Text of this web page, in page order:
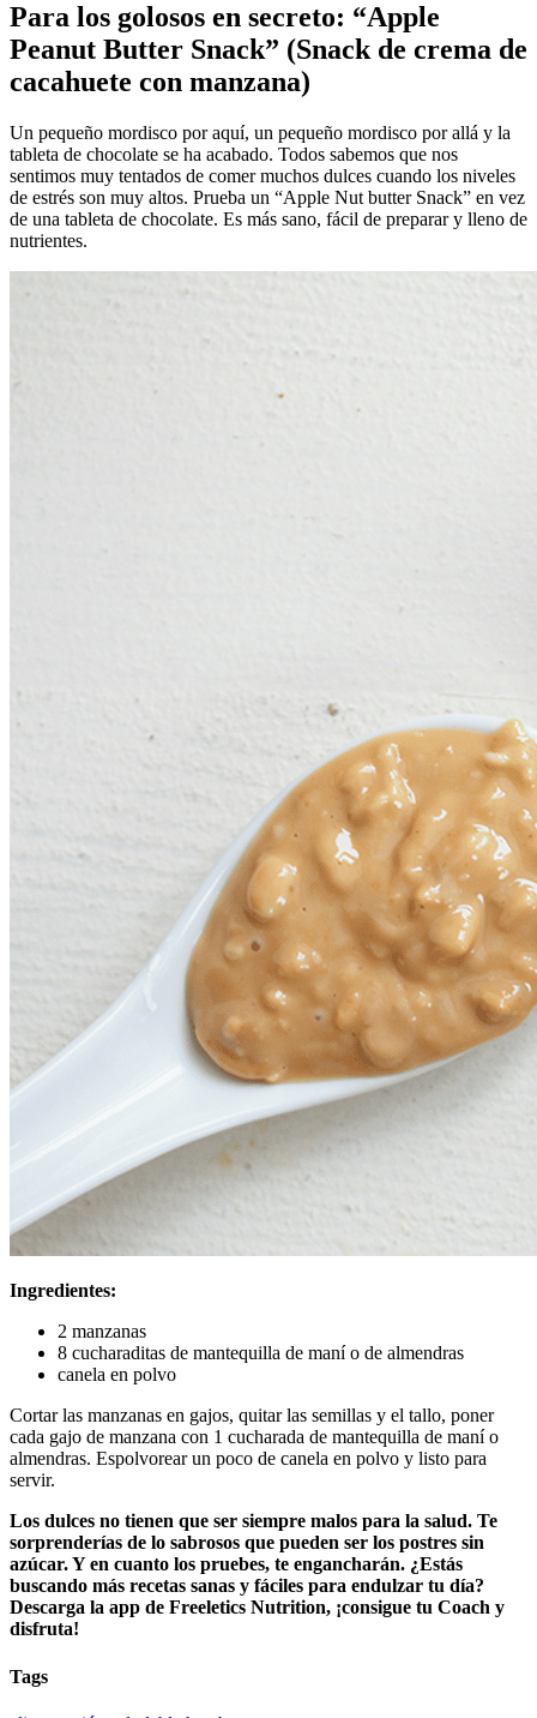
Para los golosos en secreto: “Apple
Peanut Butter Snack” (Snack de crema de
cacahuete con manzana)
Un pequeño mordisco por aquí, un pequeño mordisco por allá y la
tableta de chocolate se ha acabado. Todos sabemos que nos
sentimos muy tentados de comer muchos dulces cuando los niveles
de estrés son muy altos. Prueba un “Apple Nut butter Snack” en vez
de una tableta de chocolate. Es más sano, fácil de preparar y lleno de
nutrientes.
Ingredientes:
2 manzanas
8 cucharaditas de mantequilla de maní o de almendras
canela en polvo
Cortar las manzanas en gajos, quitar las semillas y el tallo, poner
cada gajo de manzana con 1 cucharada de mantequilla de maní o
almendras. Espolvorear un poco de canela en polvo y listo para
servir.
Los dulces no tienen que ser siempre malos para la salud. Te
sorprenderías de lo sabrosos que pueden ser los postres sin
azúcar. Y en cuanto los pruebes, te engancharán. ¿Estás
buscando más recetas sanas y fáciles para endulzar tu día?
Descarga la app de Freeletics Nutrition, ¡consigue tu Coach y
disfruta!
Tags